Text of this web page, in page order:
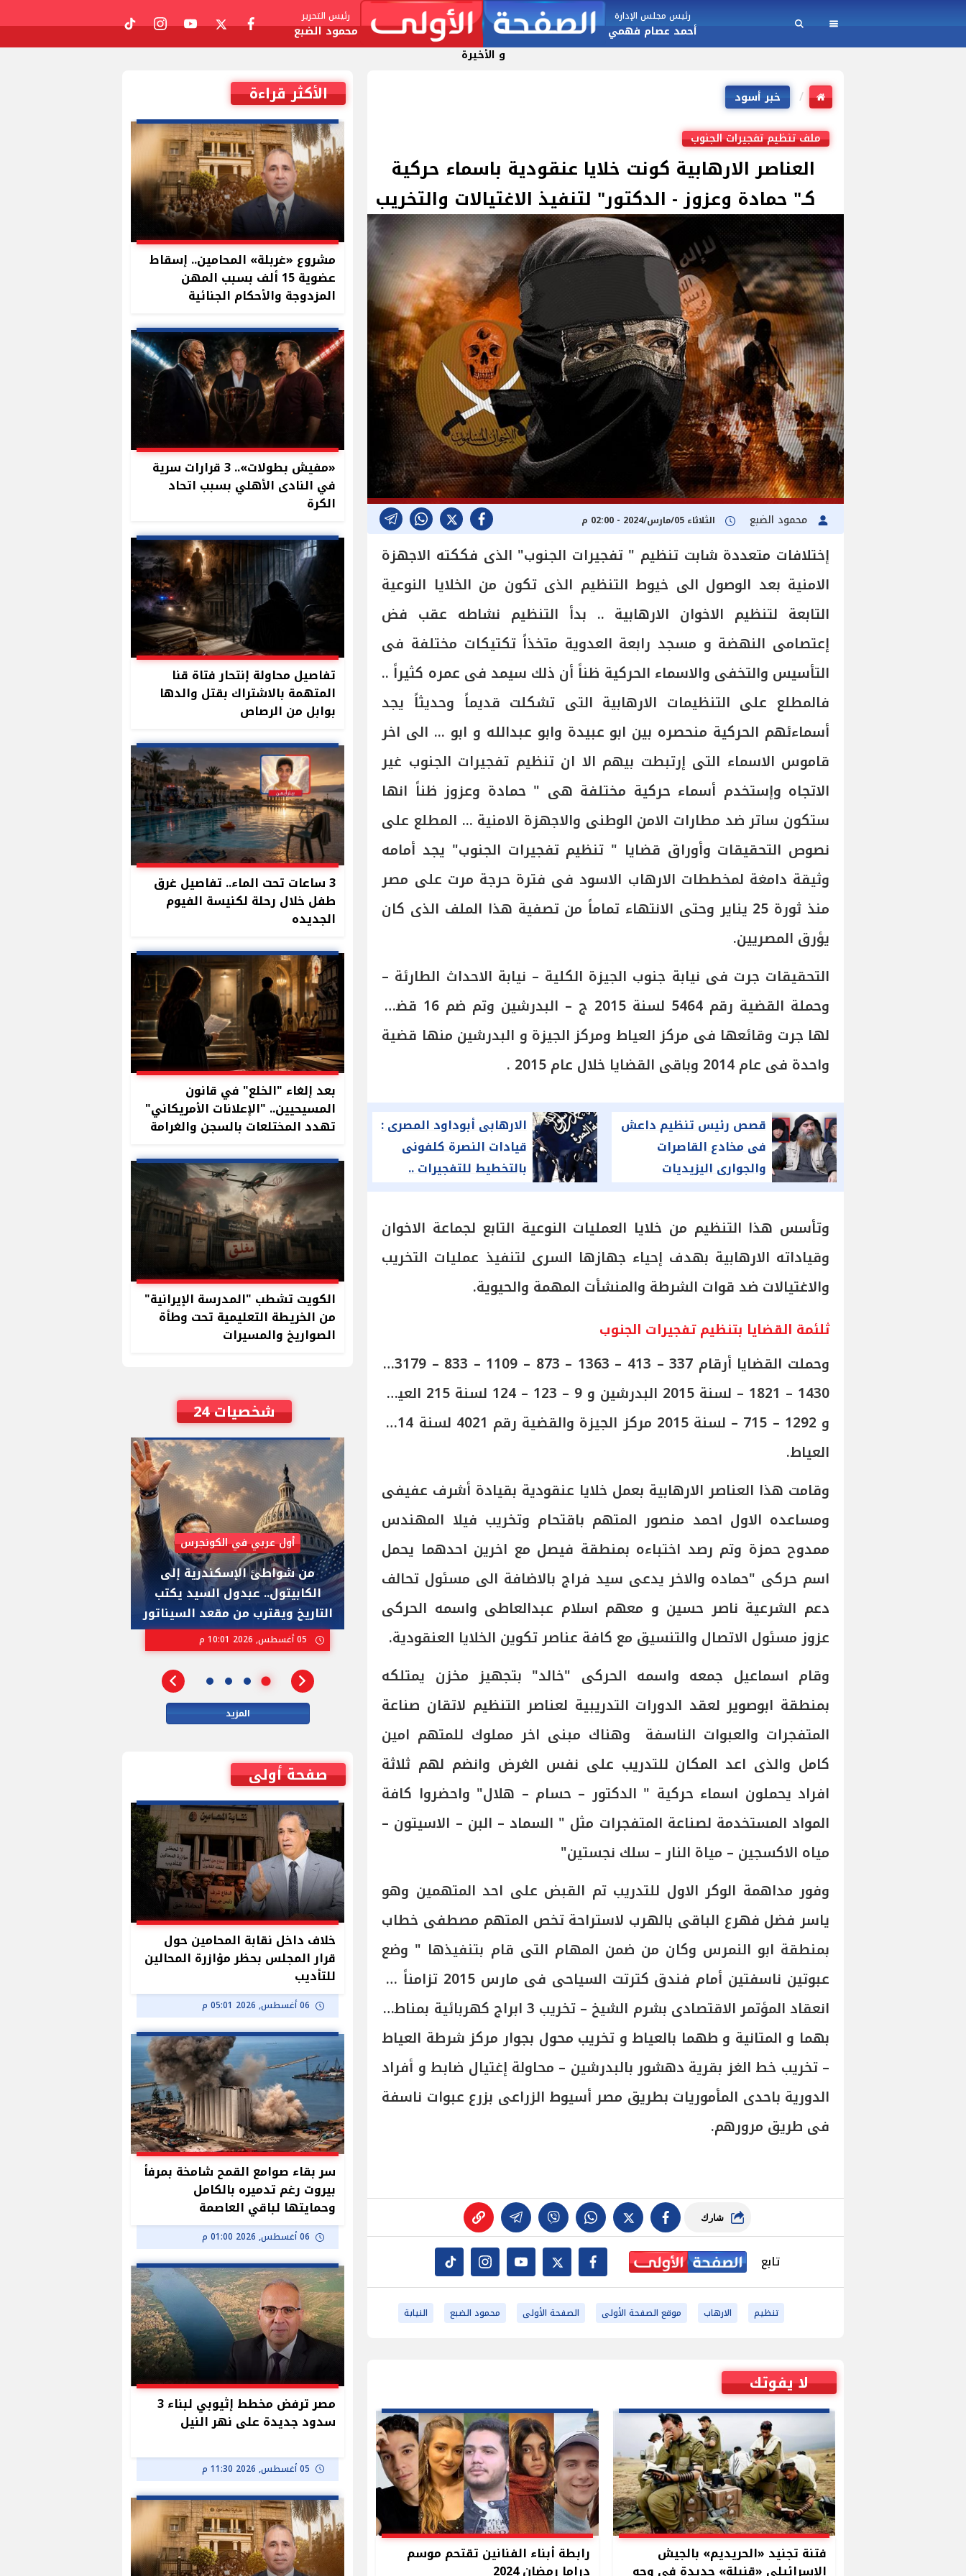
رئيس مجلس الإدارة
أحمد عصام فهمي
رئيس التحرير
محمود الضبع facebook
twitter
youtube
instagram
tiktok
و الأخيرة
خبر أسود
ملف تنظيم تفجيرات الجنوب
العناصر الارهابية كونت خلايا عنقودية باسماء حركية
كـ" حمادة وعزوز - الدكتور" لتنفيذ الاغتيالات والتخريب
محمود الضبع الثلاثاء 05/مارس/2024 - 02:00 م
إختلافات متعددة شابت تنظيم " تفجيرات الجنوب" الذى فككته الاجهزة
الامنية بعد الوصول الى خيوط التنظيم الذى تكون من الخلايا النوعية
التابعة لتنظيم الاخوان الارهابية .. بدأ التنظيم نشاطه عقب فض
إعتصامى النهضة و مسجد رابعة العدوية متخذاً تكتيكات مختلفة فى
التأسيس والتخفى والاسماء الحركية ظناً أن ذلك سيمد فى عمره كثيراً ..
فالمطلع على التنظيمات الارهابية التى تشكلت قديماً وحديثاً يجد
أسماءئهم الحركية منحصره بين ابو عبيدة وابو عبدالله و ابو ... الى اخر
قاموس الاسماء التى إرتبطت بيهم الا ان تنظيم تفجيرات الجنوب غير
الاتجاه وإستخدم أسماء حركية مختلفة هى " حمادة وعزوز ظناً انها
ستكون ساتر ضد مطارات الامن الوطنى والاجهزة الامنية ... المطلع على
نصوص التحقيقات وأوراق قضايا " تنظيم تفجيرات الجنوب" يجد أمامه
وثيقة دامغة لمخططات الارهاب الاسود فى فترة حرجة مرت على مصر
منذ ثورة 25 يناير وحتى الانتهاء تماماً من تصفية هذا الملف الذى كان
يؤرق المصريين.
التحقيقات جرت فى نيابة جنوب الجيزة الكلية – نيابة الاحداث الطارئة –
وحملة القضية رقم 5464 لسنة 2015 ج – البدرشين وتم ضم 16 قضية
لها جرت وقائعها فى مركز العياط ومركز الجيزة و البدرشين منها قضية
واحدة فى عام 2014 وباقى القضايا خلال عام 2015 .
قصص رئيس تنظيم داعش
فى مخادع القاصرات
والجوارى اليزيديات
وجنسيات أخرى🔞
الارهابى أبوداود المصرى :
قيادات النصرة كلفونى
بالتخطيط للتفجيرات ..
والامن المصرى قبض علي
وتأسس هذا التنظيم من خلايا العمليات النوعية التابع لجماعة الاخوان
وقياداته الارهابية بهدف إحياء جهازها السرى لتنفيذ عمليات التخريب
والاغتيالات ضد قوات الشرطة والمنشأت المهمة والحيوية.
ثلئمة القضايا بتنظيم تفجيرات الجنوب
وحملت القضايا أرقام 337 – 413 – 1363 – 873 – 1109 – 833 – 3179 –
1430 – 1821 – لسنة 2015 البدرشين و 9 – 123 – 124 لسنة 215 العياط
و 1292 – 715 – لسنة 2015 مركز الجيزة والقضية رقم 4021 لسنة 2014
العياط.
وقامت هذا العناصر الارهابية بعمل خلايا عنقودية بقيادة أشرف عفيفى
ومساعده الاول احمد منصور المتهم باقتحام وتخريب فيلا المهندس
ممدوح حمزة وتم رصد اختباءه بمنطقة فيصل مع اخرين احدهما يحمل
اسم حركى "حماده والاخر يدعى سيد فراج بالاضافة الى مسئول تحالف
دعم الشرعية ناصر حسين و معهم اسلام عبدالعاطى واسمه الحركى
عزوز مسئول الاتصال والتنسيق مع كافة عناصر تكوين الخلايا العنقودية.
وقام اسماعيل جمعه واسمه الحركى "خالد" بتجهيز مخزن يمتلكه
بمنطقة ابوصوير لعقد الدورات التدريبية لعناصر التنظيم لاتقان صناعة
المتفجرات والعبوات الناسفة وهناك مبنى اخر مملوك للمتهم امين
كامل والذى اعد المكان للتدريب على نفس الغرض وانضم لهم ثلاثة
افراد يحملون اسماء حركية " الدكتور – حسام – هلال" واحضروا كافة
المواد المستخدمة لصناعة المتفجرات مثل " السماد – البن – الاسيتون –
مياه الاكسجين – مياة النار – سلك نجستين"
وفور مداهمة الوكر الاول للتدريب تم القبض على احد المتهمين وهو
ياسر فضل فهرع الباقى بالهرب لاستراحة تخص المتهم مصطفى خطاب
بمنطقة ابو النمرس وكان من ضمن المهام التى قام بتنفيذها " وضع
عبوتين ناسفتين أمام فندق كترتت السياحى فى مارس 2015 تزامناً مع
انعقاد المؤتمر الاقتصادى بشرم الشيخ – تخريب 3 ابراج كهربائية بمناطق
بهما و المتانية و طهما بالعياط و تخريب محول بجوار مركز شرطة العياط
– تخريب خط الغز بقرية دهشور بالبدرشين – محاولة إغتيال ضابط و أفراد
الدورية باحدى المأموريات بطريق مصر أسيوط الزراعى بزرع عبوات ناسفة
فى طريق مرورهم.
شارك
تابع
تنظيم الارهاب موقع الصفحة الأولى الصفحة الأولى محمود الضبع النيابة
لا يفوتك
فتنة تجنيد «الحريديم» بالجيش
الاسرائيلي «قنبلة» جديدة في وجه
رابطة أبناء الفنانين تقتحم موسم
دراما رمضان 2024
الأكثر قراءة
مشروع «غربلة» المحامين.. إسقاط
عضوية 15 ألف بسبب المهن
المزدوجة والأحكام الجنائية
«مفيش بطولات».. 3 قرارات سرية
في النادى الأهلي بسبب اتحاد
الكرة
تفاصيل محاولة إنتحار فتاة قنا
المتهمة بالاشتراك بقتل والدها
بوابل من الرصاص
3 ساعات تحت الماء.. تفاصيل غرق
طفل خلال رحلة لكنيسة الفيوم
الجديده
بعد إلغاء "الخلع" في قانون
المسيحيين.. "الإعلانات الأمريكاني"
تهدد المختلعات بالسجن والغرامة
الكويت تشطب "المدرسة الإيرانية"
من الخريطة التعليمية تحت وطأة
الصواريخ والمسيرات
شخصيات 24
" صاحب صاحبه "
شوقي غريب.. المدير الفني رجل
كل المناصب في الجبلاية برعاية
هاني أبوريدة
25 يوليو, 2026 10:00 م
أول عربي في الكونجرس
من شواطئ الإسكندرية إلى
الكابيتول.. عبدول السيد يكتب
التاريخ ويقترب من مقعد السيناتور
المزيد
صفحة أولى
خلاف داخل نقابة المحامين حول
قرار المجلس بحظر مؤازرة المحالين
للتأديب
06 أغسطس, 2026 05:01 م
سر بقاء صوامع القمح شامخة بمرفأ
بيروت رغم تدميره بالكامل
وحمايتها لباقي العاصمة
06 أغسطس, 2026 01:00 م
مصر ترفض مخطط إثيوبي لبناء 3
سدود جديدة على نهر النيل
05 أغسطس, 2026 11:30 م